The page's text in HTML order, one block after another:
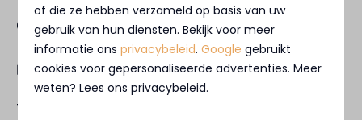
Contact
✉️ lobby@marinaparken.nl
Telefonisch bereikbaar tot 20:00 uur.
of die ze hebben verzameld op basis van uw
gebruik van hun diensten. Bekijk voor meer
informatie onsprivacybeleid.Google gebruikt
cookies voor gepersonaliseerde advertenties. Meer
weten? Lees ons privacybeleid.